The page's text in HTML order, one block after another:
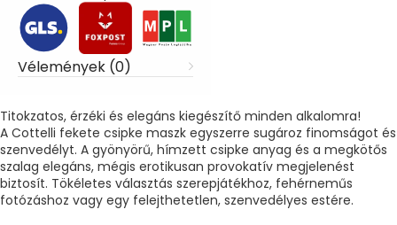
Vélemények (0)
Titokzatos, érzéki és elegáns kiegészítő minden alkalomra!
A Cottelli fekete csipke maszk egyszerre sugároz finomságot és
szenvedélyt. A gyönyörű, hímzett csipke anyag és a megkötős
szalag elegáns, mégis erotikusan provokatív megjelenést
biztosít. Tökéletes választás szerepjátékhoz, fehérneműs
fotózáshoz vagy egy felejthetetlen, szenvedélyes estére.